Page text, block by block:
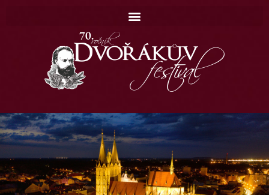
Koncerty
Katalog